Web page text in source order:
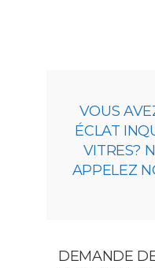
VOUS
ÉCLAT
VITRES?
APPELEZ
DEMANDE